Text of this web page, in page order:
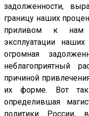
задолженности,
границу наших
приливом к нам
эксплуатации
огромная
неблагоприятный
причиной
их форме. Вот
определившая
политики России,